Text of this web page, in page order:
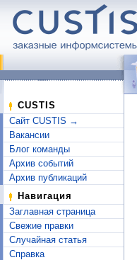
CUSTIS
Сайт CUSTIS →
Вакансии
Блог команды
Архив событий
Архив публикаций
Навигация
Заглавная страница
Свежие правки
Случайная статья
Справка